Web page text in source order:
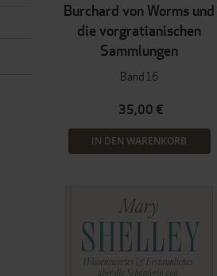
Burchard von Worms und
die vorgratianischen
Sammlungen
Band 16
35,00 €
IN DEN WARENKORB